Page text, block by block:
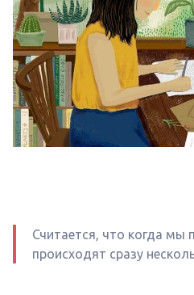
Считается, что когда мы
происходят сразу